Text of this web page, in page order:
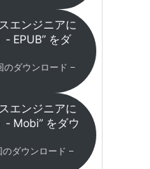
エンジニアに
EPUB” をダ
ダウンロード –
エンジニアに
- Mobi” をダウ
ダウンロード –